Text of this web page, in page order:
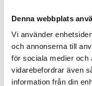
Denna webbplats
Vi använder
och annonserna till
för sociala medier och
vidarebefordrar även
information från din
Ej i lager
SportsMat Profi, 100 x